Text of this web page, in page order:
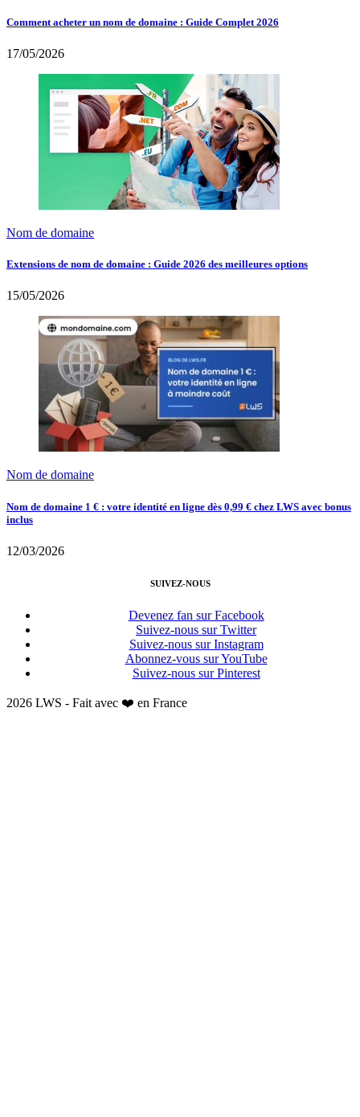
Comment acheter un nom de domaine : Guide Complet 2026
17/05/2026
Nom de domaine
Extensions de nom de domaine : Guide 2026 des meilleures options
15/05/2026
Nom de domaine
Nom de domaine 1 € : votre identité en ligne dès 0,99 € chez LWS avec bonus
inclus
12/03/2026
SUIVEZ-NOUS
Devenez fan sur Facebook
Suivez-nous sur Twitter
Suivez-nous sur Instagram
Abonnez-vous sur YouTube
Suivez-nous sur Pinterest
2026 LWS - Fait avec ❤️ en France